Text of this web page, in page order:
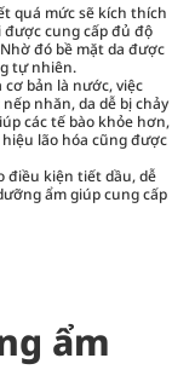
quá mức sẽ kích thích
cung cấp đủ độ
đó bề mặt da được
tự nhiên.
cơ bản là nước, việc
nhăn, da dễ bị chảy
các tế bào khỏe hơn,
lão hóa cũng được
điều kiện tiết dầu, dễ
ẩm giúp cung cấp
ẩm